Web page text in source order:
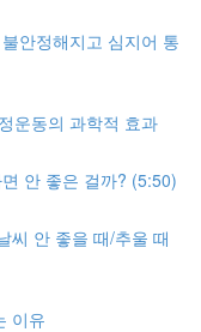
안정해지고 심지어 통
운동의 과학적 효과
안 좋은 걸까? (5:50)
씨 안 좋을 때/추울 때
이유